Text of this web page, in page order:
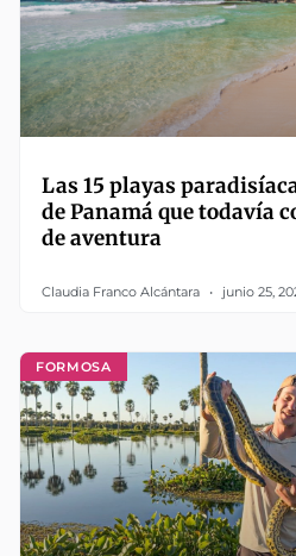
Las 15 playas
de Panamá que todavía
de aventura
Claudia Franco Alcántara junio 25,
FORMOSA